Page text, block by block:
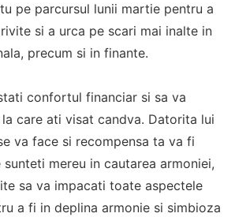
pe parcursul lunii martie pentru a
si a urca pe scari mai inalte in
precum si in finante.
confortul financiar si sa va
care ati visat candva. Datorita lui
va face si recompensa ta va fi
mereu in cautarea armoniei,
sa va impacati toate aspectele
a fi in deplina armonie si simbioza